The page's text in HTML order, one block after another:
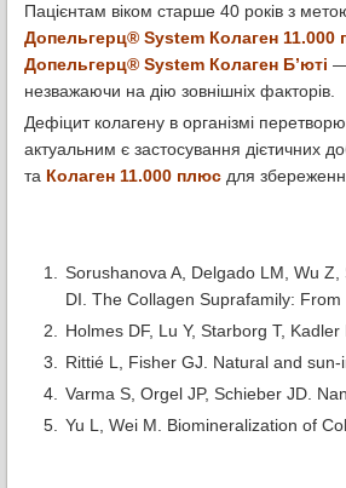
Пацієнтам віком старше 40 років з
Допельгерц® System Колаген 11.000
Допельгерц® System Колаген Б’юті —
незважаючи на дію зовнішніх факторів.
Дефіцит колагену в організмі
актуальним є застосування дієтичних
та Колаген 11.000 плюс для
Sorushanova A, Delgado LM, Wu
DI. The Collagen Suprafamily:
Holmes DF, Lu Y, Starborg T,
Rittié L, Fisher GJ. Natural and
Varma S, Orgel JP, Schieber JD.
Yu L, Wei M. Biomineralization of